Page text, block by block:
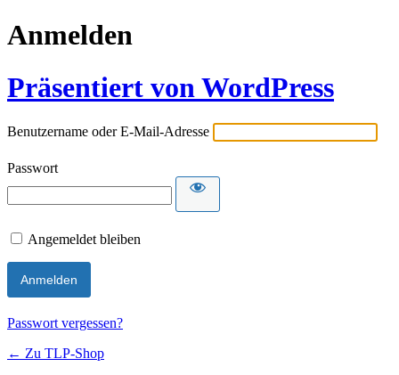
Anmelden
Präsentiert von WordPress
Benutzername oder E-Mail-Adresse
Passwort
Angemeldet bleiben
Passwort vergessen?
← Zu TLP-Shop